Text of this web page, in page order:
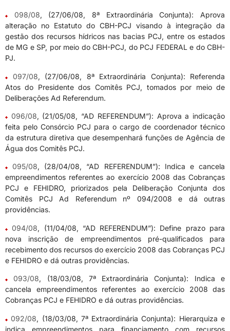
098/08, (27/06/08, 8ª Extraordinária Conjunta): Aprova
alteração no Estatuto do CBH-PCJ visando à integração da
gestão dos recursos hídricos nas bacias PCJ, entre os estados
de MG e SP, por meio do CBH-PCJ, do PCJ FEDERAL e do CBH-
PJ.
097/08, (27/06/08, 8ª Extraordinária Conjunta): Referenda
Atos do Presidente dos Comitês PCJ, tomados por meio de
Deliberações Ad Referendum.
096/08, (21/05/08, “AD REFERENDUM”): Aprova a indicação
feita pelo Consórcio PCJ para o cargo de coordenador técnico
da estrutura diretiva que desempenhará funções de Agência de
Água dos Comitês PCJ.
095/08, (28/04/08, “AD REFERENDUM”): Indica e cancela
empreendimentos referentes ao exercício 2008 das Cobranças
PCJ e FEHIDRO, priorizados pela Deliberação Conjunta dos
Comitês PCJ Ad Referendum nº 094/2008 e dá outras
providências.
094/08, (11/04/08, “AD REFERENDUM”): Define prazo para
nova inscrição de empreendimentos pré-qualificados para
recebimento dos recursos do exercício 2008 das Cobranças PCJ
e FEHIDRO e dá outras providências.
093/08, (18/03/08, 7ª Extraordinária Conjunta): Indica e
cancela empreendimentos referentes ao exercício 2008 das
Cobranças PCJ e FEHIDRO e dá outras providências.
092/08, (18/03/08, 7ª Extraordinária Conjunta): Hierarquiza e
indica empreendimentos para financiamento com recursos